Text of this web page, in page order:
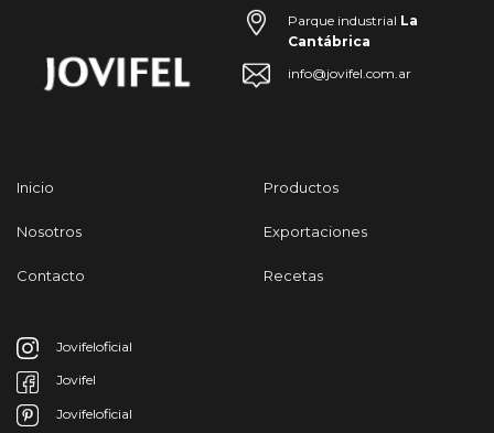
Parque industrial La
Cantábrica
info@jovifel.com.ar
Inicio
Nosotros
Contacto
Productos
Exportaciones
Recetas
Jovifeloficial
Jovifel
Jovifeloficial